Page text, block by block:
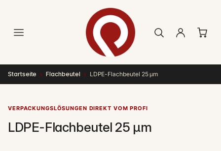
Startseite › Flachbeutel › LDPE-Flachbeutel 25 µm
VERPACKUNGSLÖSUNGEN DIREKT VOM PROFI
LDPE-Flachbeutel 25 µm